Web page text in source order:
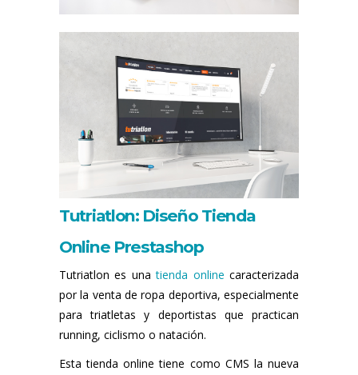
Tutriatlon: Diseño Tienda
Online Prestashop
Tutriatlon es unatienda online caracterizada
por la venta de ropa deportiva, especialmente
para triatletas y deportistas que practican
running, ciclismo o natación.
Esta tienda online tiene como CMS la nueva